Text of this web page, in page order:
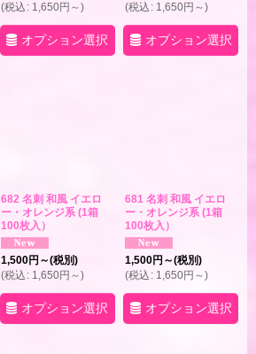
(税込 : 1,650円 ～)
オプション選択
(税込 : 1,650円 ～)
オプション選択
682 名刺 和風 イエロ
ー・オレンジ系 (1箱
100枚入）
1,500円 ～(税別)
(税込 : 1,650円 ～)
オプション選択
681 名刺 和風 イエロ
ー・オレンジ系 (1箱
100枚入）
1,500円 ～(税別)
(税込 : 1,650円 ～)
オプション選択